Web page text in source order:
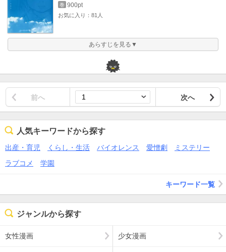
巻 900pt
お気に入り：81人
あらすじを見る▼
前へ 次へ
人気キーワードから探す
出産・育児 くらし・生活 バイオレンス 愛憎劇
ミステリー
ラブコメ
学園
キーワード一覧
ジャンルから探す
女性漫画 少女漫画